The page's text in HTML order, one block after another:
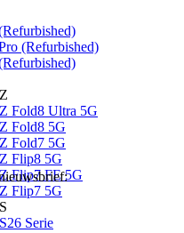
(Refurbished)
Fold8 Ultra 5G
Fold8 5G
Fold7 5G
Flip8 5G
Flip7 FE 5G
Flip7 5G
Serie